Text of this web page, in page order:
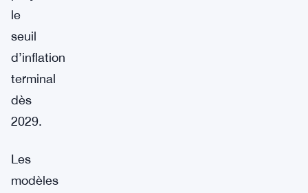
le
seuil
d’inflation
terminal
dès
2029.
Les
modèles